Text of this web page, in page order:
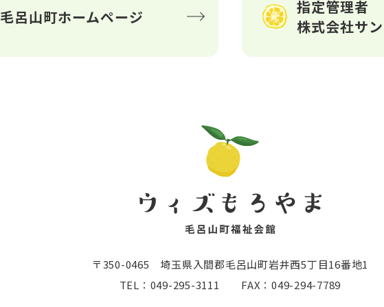
毛呂山町ホームページ
指定管理者
株式会社サ
〒350-0465 埼玉県入間郡毛呂山町岩井西5丁目16番地1
TEL：049-295-3111
FAX：049-294-7789